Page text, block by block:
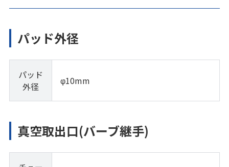
パッド外径
パッド
外径
φ10mm
真空取出口(バーブ継手)